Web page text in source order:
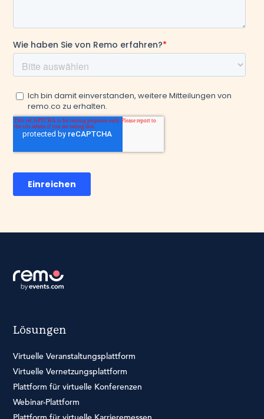
Lösungen
Virtuelle Veranstaltungsplattform
Virtuelle Vernetzungsplattform
Plattform für virtuelle Konferenzen
Webinar-Plattform